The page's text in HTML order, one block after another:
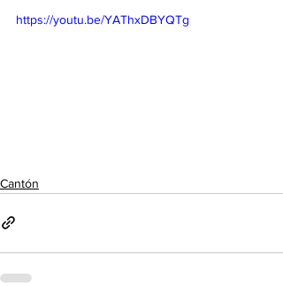
https://youtu.be/YAThxDBYQTg
Cantón